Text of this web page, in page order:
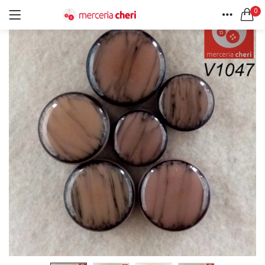
0
HOME
ACCOUNT
ACCEDI REGISTRATI
Ricordami
Password dimenticata?
CERCA IN:
Tutte le categorie
Accessori Design (56)
Accessori merceria (94)
Cesti portalavoro (8)
Aghi e spilli (24)
Applicazioni (26)
Borse (6)
Bottoni Vintage (204)
Lotti di Bottoni vintage (27)
Bottoni/alamari/automatici (46)
Alamari (5)
Calze collant donna (24)
Cappelli (16)